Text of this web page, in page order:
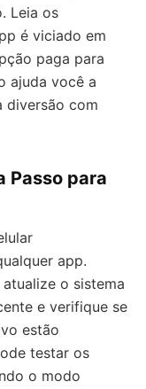
Leia os
é viciado em
paga para
ajuda você a
diversão com
Passo para
app.
o sistema
e verifique se
estão
testar os
o modo